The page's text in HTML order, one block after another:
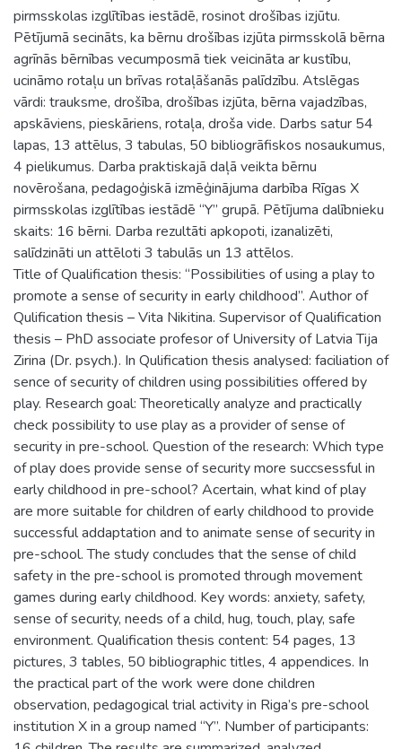
pirmsskolas izglītības iestādē, rosinot drošības izjūtu.
Pētījumā secināts, ka bērnu drošības izjūta pirmsskolā bērna
agrīnās bērnības vecumposmā tiek veicināta ar kustību,
ucināmo rotaļu un brīvas rotaļāšanās palīdzību. Atslēgas
vārdi: trauksme, drošība, drošības izjūta, bērna vajadzības,
apskāviens, pieskāriens, rotaļa, droša vide. Darbs satur 54
lapas, 13 attēlus, 3 tabulas, 50 bibliogrāfiskos nosaukumus,
4 pielikumus. Darba praktiskajā daļā veikta bērnu
novērošana, pedagoģiskā izmēģinājuma darbība Rīgas X
pirmsskolas izglītības iestādē “Y” grupā. Pētījuma dalībnieku
skaits: 16 bērni. Darba rezultāti apkopoti, izanalizēti,
salīdzināti un attēloti 3 tabulās un 13 attēlos.
Title of Qualification thesis: “Possibilities of using a play to
promote a sense of security in early childhood”. Author of
Qulification thesis – Vita Nikitina. Supervisor of Qualification
thesis – PhD associate profesor of University of Latvia Tija
Zirina (Dr. psych.). In Qulification thesis analysed: faciliation of
sence of security of children using possibilities offered by
play. Research goal: Theoretically analyze and practically
check possibility to use play as a provider of sense of
security in pre-school. Question of the research: Which type
of play does provide sense of security more succsessful in
early childhood in pre-school? Acertain, what kind of play
are more suitable for children of early childhood to provide
successful addaptation and to animate sense of security in
pre-school. The study concludes that the sense of child
safety in the pre-school is promoted through movement
games during early childhood. Key words: anxiety, safety,
sense of security, needs of a child, hug, touch, play, safe
environment. Qualification thesis content: 54 pages, 13
pictures, 3 tables, 50 bibliographic titles, 4 appendices. In
the practical part of the work were done children
observation, pedagogical trial activity in Riga’s pre-school
institution X in a group named “Y”. Number of participants: